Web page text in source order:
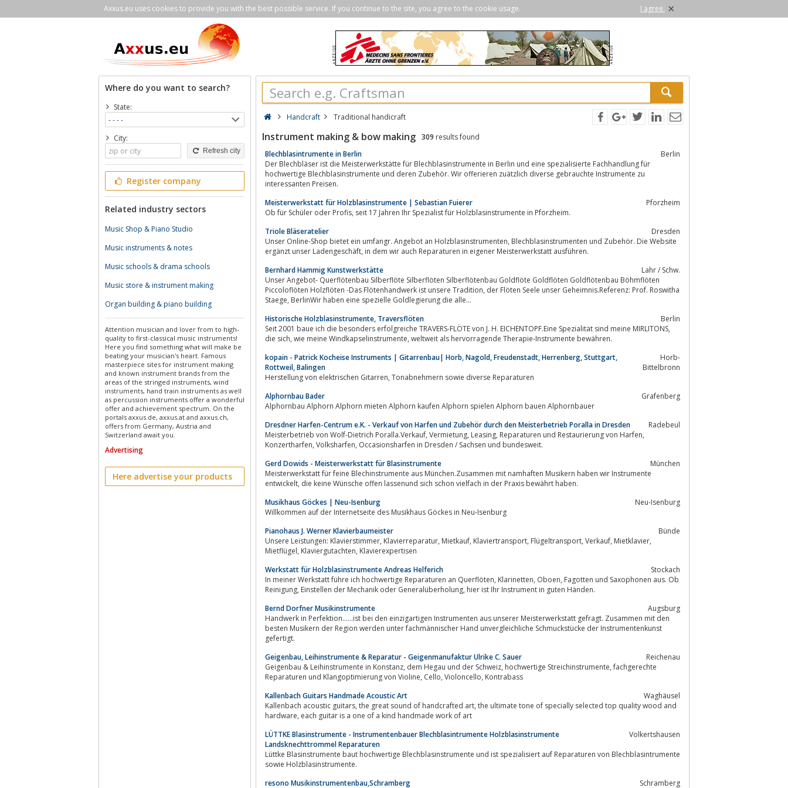
Axxus.eu uses cookies to provide you with the best possible service. If you continue to the site, you agree to the cookie usage. I agree. ×
Where do you want to search?
State:
City:
Refresh city
Register company
Related industry sectors
Music Shop & Piano Studio
Music instruments & notes
Music schools & drama schools
Music store & instrument making
Organ building & piano building
Attention musician and lover from to high-
quality to first-classical music instruments!
Here you find something what will make be
beating your musician's heart. Famous
masterpiece sites for instrument making
and known instrument brands from the
areas of the stringed instruments, wind
instruments, hand train instruments as well
as percussion instruments offer a wonderful
offer and achievement spectrum. On the
portals axxus.de, axxus.at and axxus.ch,
offers from Germany, Austria and
Switzerland await you.
Advertising
Here advertise your products
Handcraft Traditional handicraft
Instrument making & bow making 309 results found
Blechblasintrumente in Berlin
Berlin
Der Blechbläser ist die Meisterwerkstätte für Blechblasinstrumente in Berlin und eine spezialisierte Fachhandlung für
hochwertige Blechblasinstrumente und deren Zubehör. Wir offerieren zuätzlich diverse gebrauchte Instrumente zu
interessanten Preisen.
Meisterwerkstatt für Holzblasinstrumente | Sebastian Fuierer
Pforzheim
Ob für Schüler oder Profis, seit 17 Jahren Ihr Spezialist für Holzblasinstrumente in Pforzheim.
Triole Bläseratelier
Dresden
Unser Online-Shop bietet ein umfangr. Angebot an Holzblasinstrumenten, Blechblasinstrumenten und Zubehör. Die Website
ergänzt unser Ladengeschäft, in dem wir auch Reparaturen in eigener Meisterwerkstatt ausführen.
Bernhard Hammig Kunstwerkstätte
Lahr / Schw.
Unser Angebot- Querflötenbau Silberflöte Silberflöten Silberflötenbau Goldflöte Goldflöten Goldflötenbau Böhmflöten
Piccoloflöten Holzflöten -Das Flötenhandwerk ist unsere Tradition, der Flöten Seele unser Geheimnis.Referenz: Prof. Roswitha
Staege, BerlinWir haben eine spezielle Goldlegierung die alle...
Historische Holzblasinstrumente, Traversflöten
Berlin
Seit 2001 baue ich die besonders erfolgreiche TRAVERS-FLÖTE von J. H. EICHENTOPF.Eine Spezialität sind meine MIRLITONS,
die sich, wie meine Windkapselinstrumente, weltweit als hervorragende Therapie-Instrumente bewähren.
kopain - Patrick Kocheise Instruments | Gitarrenbau| Horb, Nagold, Freudenstadt, Herrenberg, Stuttgart,
Rottweil, Balingen
Horb-
Bittelbronn
Herstellung von elektrischen Gitarren, Tonabnehmern sowie diverse Reparaturen
Alphornbau Bader
Grafenberg
Alphornbau Alphorn Alphorn mieten Alphorn kaufen Alphorn spielen Alphorn bauen Alphornbauer
Dresdner Harfen-Centrum e.K. - Verkauf von Harfen und Zubehör durch den Meisterbetrieb Poralla in Dresden
Radebeul
Meisterbetrieb von Wolf-Dietrich Poralla.Verkauf, Vermietung, Leasing, Reparaturen und Restaurierung von Harfen,
Konzertharfen, Volksharfen, Occasionsharfen in Dresden / Sachsen und bundesweit.
Gerd Dowids - Meisterwerkstatt für Blasinstrumente
München
Meisterwerkstatt für feine Blechinstrumente aus München.Zusammen mit namhaften Musikern haben wir Instrumente
entwickelt, die keine Wünsche offen lassenund sich schon vielfach in der Praxis bewährt haben.
Musikhaus Göckes | Neu-Isenburg
Neu-Isenburg
Willkommen auf der Internetseite des Musikhaus Göckes in Neu-Isenburg
Pianohaus J. Werner Klavierbaumeister
Bünde
Unsere Leistungen: Klavierstimmer, Klavierreparatur, Mietkauf, Klaviertransport, Flügeltransport, Verkauf, Mietklavier,
Mietflügel, Klaviergutachten, Klavierexpertisen
Werkstatt für Holzblasinstrumente Andreas Helferich
Stockach
In meiner Werkstatt führe ich hochwertige Reparaturen an Querflöten, Klarinetten, Oboen, Fagotten und Saxophonen aus. Ob
Reinigung, Einstellen der Mechanik oder Generalüberholung, hier ist Ihr Instrument in guten Händen.
Bernd Dorfner Musikinstrumente
Augsburg
Handwerk in Perfektion......ist bei den einzigartigen Instrumenten aus unserer Meisterwerkstatt gefragt. Zusammen mit den
besten Musikern der Region werden unter fachmännischer Hand unvergleichliche Schmuckstücke der Instrumentenkunst
gefertigt.
Geigenbau, Leihinstrumente & Reparatur - Geigenmanufaktur Ulrike C. Sauer
Reichenau
Geigenbau & Leihinstrumente in Konstanz, dem Hegau und der Schweiz, hochwertige Streichinstrumente, fachgerechte
Reparaturen und Klangoptimierung von Violine, Cello, Violoncello, Kontrabass
Kallenbach Guitars Handmade Acoustic Art
Waghäusel
Kallenbach acoustic guitars, the great sound of handcrafted art, the ultimate tone of specially selected top quality wood and
hardware, each guitar is a one of a kind handmade work of art
LÜTTKE Blasinstrumente - Instrumentenbauer Blechblasintrumente Holzblasinstrumente
Landsknechttrommel Reparaturen
Volkertshausen
Lüttke Blasinstrumente baut hochwertige Blechblasinstrumente und ist spezialisiert auf Reparaturen von Blechblasintrumente
sowie Holzblasinstrumente.
resono Musikinstrumentenbau,Schramberg
Schramberg